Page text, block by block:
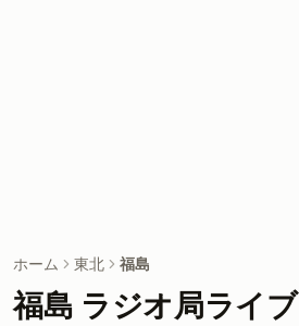
ホーム 東北 福島
福島 ラジオ局ライブ